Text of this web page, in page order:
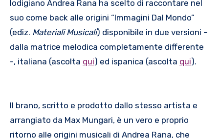
lodigiano Andrea Rana ha scelto di raccontare nel
suo come back alle origini “Immagini Dal Mondo”
(ediz. Materiali Musicali) disponibile in due versioni –
dalla matrice melodica completamente differente
-, italiana (ascolta qui) ed ispanica (ascolta qui).
Il brano, scritto e prodotto dallo stesso artista e
arrangiato da Max Mungari, è un vero e proprio
ritorno alle origini musicali di Andrea Rana, che